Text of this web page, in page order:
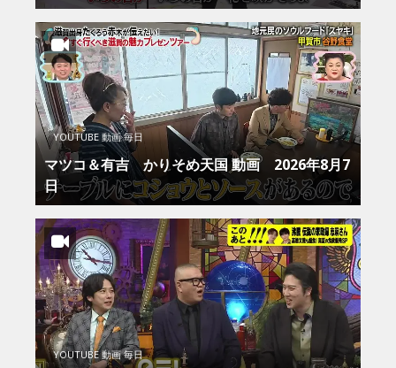
YOUTUBE 動画 毎日
マツコ＆有吉 かりそめ天国 動画 2026年8月7
日
YOUTUBE 動画 毎日